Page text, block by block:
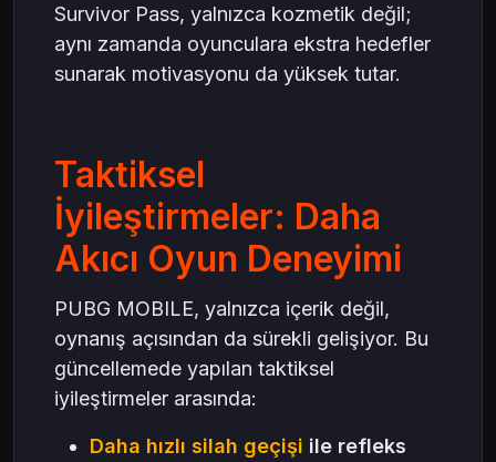
Survivor Pass, yalnızca kozmetik değil;
aynı zamanda oyunculara ekstra hedefler
sunarak motivasyonu da yüksek tutar.
Taktiksel
İyileştirmeler: Daha
Akıcı Oyun Deneyimi
PUBG MOBILE, yalnızca içerik değil,
oynanış açısından da sürekli gelişiyor. Bu
güncellemede yapılan taktiksel
iyileştirmeler arasında:
Daha hızlı silah geçişi ile refleks